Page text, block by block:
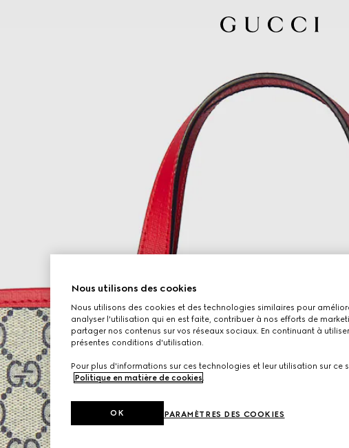
Nous utilisons des cookies
Nous utilisons des cookies et des technologies similaires pour
analyser l'utilisation qui en est faite, contribuer à nos efforts de
partager nos contenus sur vos réseaux sociaux. En continuant à
présentes conditions d'utilisation.
Pour plus d'informations sur ces technologies et leur utilisation sur ce
Politique en matière de cookies
PARAMÈTRES DES COOKIES
OK